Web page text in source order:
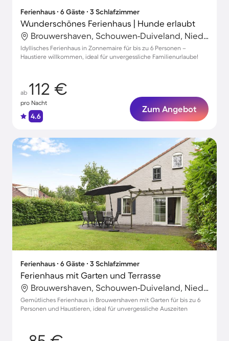
Ferienhaus ∙ 6 Gäste ∙ 3 Schlafzimmer
Wunderschönes Ferienhaus | Hunde erlaubt
Brouwershaven, Schouwen-Duiveland, Niederlande
Idyllisches Ferienhaus in Zonnemaire für bis zu 6 Personen –
Haustiere willkommen, ideal für unvergessliche Familienurlaube!
ab 112 €
pro Nacht
4.6
Zum Angebot
Ferienhaus ∙ 6 Gäste ∙ 3 Schlafzimmer
Ferienhaus mit Garten und Terrasse
Brouwershaven, Schouwen-Duiveland, Niederlande
Gemütliches Ferienhaus in Brouwershaven mit Garten für bis zu 6
Personen und Haustieren, ideal für unvergessliche Auszeiten